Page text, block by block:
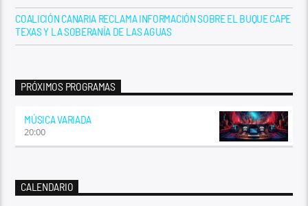
COALICIÓN CANARIA RECLAMA INFORMACIÓN SOBRE EL BUQUE CAPE
TEXAS Y LA SOBERANÍA DE LAS AGUAS
PRÓXIMOS PROGRAMAS
MÚSICA VARIADA
20:00
CALENDARIO